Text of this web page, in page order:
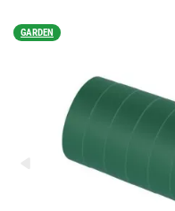
GARDEN